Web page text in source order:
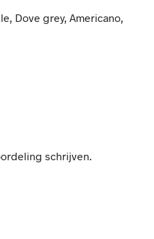
Dove grey, Americano,
schrijven.